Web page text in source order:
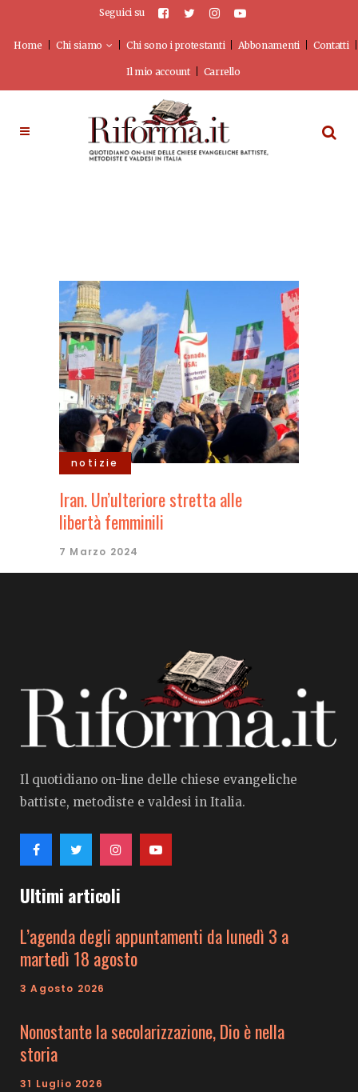
Seguici su
Home Chi siamo Chi sono i protestanti Abbonamenti Contatti
Il mio account Carrello
notizie
Iran. Un’ulteriore stretta alle
libertà femminili
7 Marzo 2024
Il quotidiano on-line delle chiese evangeliche
battiste, metodiste e valdesi in Italia.
Ultimi articoli
L’agenda degli appuntamenti da lunedì 3 a
martedì 18 agosto
3 Agosto 2026
Nonostante la secolarizzazione, Dio è nella
storia
31 Luglio 2026